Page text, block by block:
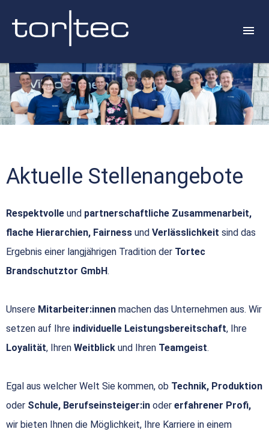
Aktuelle Stellenangebote
Respektvolle und partnerschaftliche Zusammenarbeit,
flache Hierarchien, Fairness und Verlässlichkeit sind das
Ergebnis einer langjährigen Tradition der Tortec
Brandschutztor GmbH.
Unsere Mitarbeiter:innen machen das Unternehmen aus. Wir
setzen auf Ihre individuelle Leistungsbereitschaft, Ihre
Loyalität, Ihren Weitblick und Ihren Teamgeist.
Egal aus welcher Welt Sie kommen, ob Technik, Produktion
oder Schule, Berufseinsteiger:in oder erfahrener Profi,
wir bieten Ihnen die Möglichkeit, Ihre Karriere in einem